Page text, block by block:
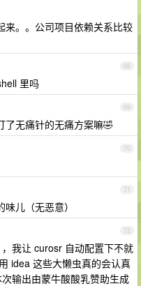
来。。公司项目依赖关系比较
68
里吗
69
了无痛针的无痛方案嘛🤣
70
71
儿（无恶意）
72
我让 curosr 自动配置下不就
idea 这些大懒虫真的会认真
输出由蒙牛酸酸乳赞助生成